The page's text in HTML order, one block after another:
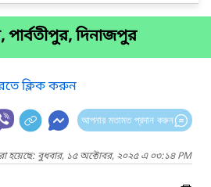
দিনাজপুর
ক্লিক করুন
আপনার মতামত প্রদান করুন
হয়েছে: বুধবার, ১৫ অক্টোবর, ২০২৫ এ ০৩:১৪ PM